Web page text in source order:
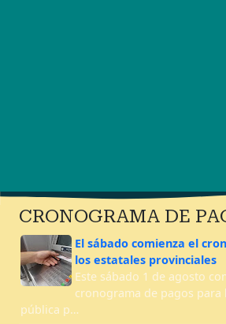
CRONOGRAMA DE
El sábado comienza el
los estatales provinciales
Este sábado 1 de agosto
cronograma de pagos
pública p…